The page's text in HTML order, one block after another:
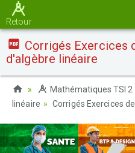
Retour
Corrigés Exercices
d'algèbre linéaire
Mathématiques TSI 2
linéaire
Corrigés Exercices